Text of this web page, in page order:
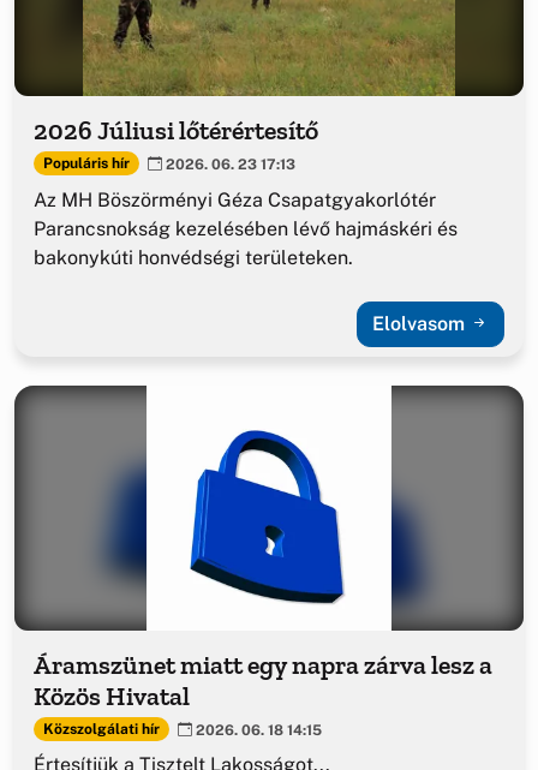
2026 Júliusi lőtérértesítő
Populáris hír 2026. 06. 23 17:13
Az MH Böszörményi Géza Csapatgyakorlótér
Parancsnokság kezelésében lévő hajmáskéri és
bakonykúti honvédségi területeken.
Elolvasom
Áramszünet miatt egy napra zárva lesz a
Közös Hivatal
Közszolgálati hír 2026. 06. 18 14:15
Értesítjük a Tisztelt Lakosságot...